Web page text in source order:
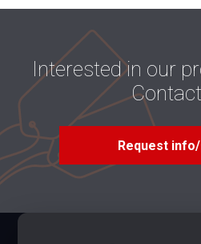
Interested in our
Request